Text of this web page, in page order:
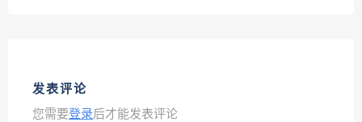
发表评论
您需要登录后才能发表评论